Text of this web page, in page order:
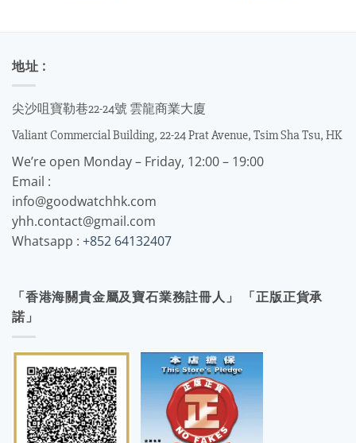
地址 :
尖沙咀寶勒巷22-24號 雲龍商業大廈
Valiant Commercial Building, 22-24 Prat Avenue, Tsim Sha Tsu, HK
We’re open Monday – Friday, 12:00 – 19:00
Email :
info@goodwatchhk.com
yhh.contact@gmail.com
Whatsapp : +852 64132407
「香港海關貴金屬及寶石業務註冊人」 「正版正貨承
諾」